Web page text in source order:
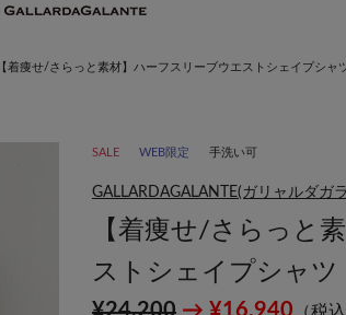
【着痩せ/さらっと素材】ハーフスリーブウエストシェイプシャ
SALE WEB限定 手洗い可
GALLARDAGALANTE(ガリャルダガ
【着痩せ/さらっと
ストシェイプシャツ
¥24,200 → ¥16,940